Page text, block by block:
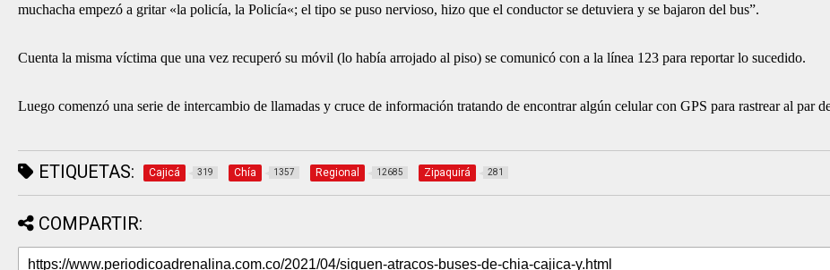
muchacha empezó a gritar «la policía, la Policía«; el tipo se puso nervioso, hizo que el conductor se detuviera y se bajaron del bus”.
Cuenta la misma víctima que una vez recuperó su móvil (lo había arrojado al piso) se comunicó con a la línea 123 para reportar lo sucedido.
Luego comenzó una serie de intercambio de llamadas y cruce de información tratando de encontrar algún celular con GPS para rastrear al par
ETIQUETAS: Cajicá 319 Chía 1357 Regional 12685 Zipaquirá 281
COMPARTIR: